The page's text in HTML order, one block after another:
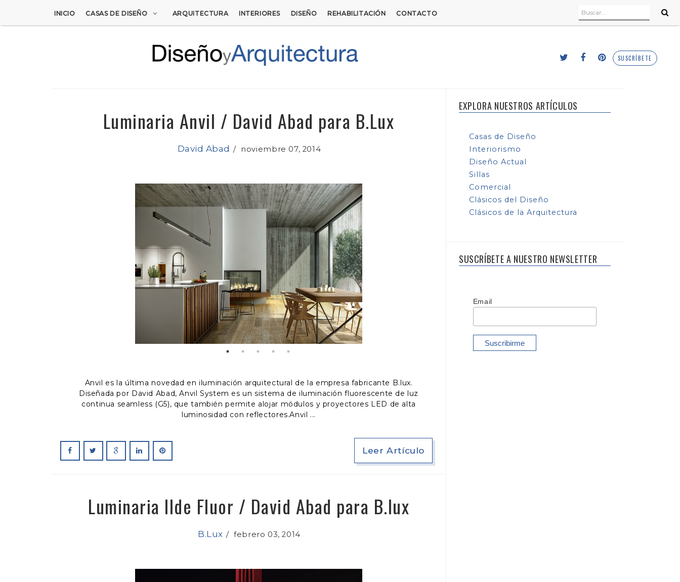
INICIO CASAS DE DISEÑO ARQUITECTURA INTERIORES DISEÑO REHABILITACIÓN CONTACTO
SUSCRÍBETE
Luminaria Anvil / David Abad para B.Lux
David Abad /noviembre 07, 2014
Anvil es la última novedad en iluminación arquitectural de la empresa fabricante B.lux.
Diseñada por David Abad, Anvil System es un sistema de iluminación fluorescente de luz
continua seamless (G5), que también permite alojar módulos y proyectores LED de alta
luminosidad con reflectores.Anvil
Leer Artículo
Luminaria Ilde Fluor / David Abad para B.lux
B.Lux /febrero 03, 2014
EXPLORA NUESTROS ARTÍCULOS
Casas de Diseño
Interiorismo
Diseño Actual
Sillas
Comercial
Clásicos del Diseño
Clásicos de la Arquitectura
SUSCRÍBETE A NUESTRO NEWSLETTER
Email